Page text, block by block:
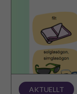
AKTUELLT